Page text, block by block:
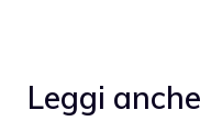
Leggi anche